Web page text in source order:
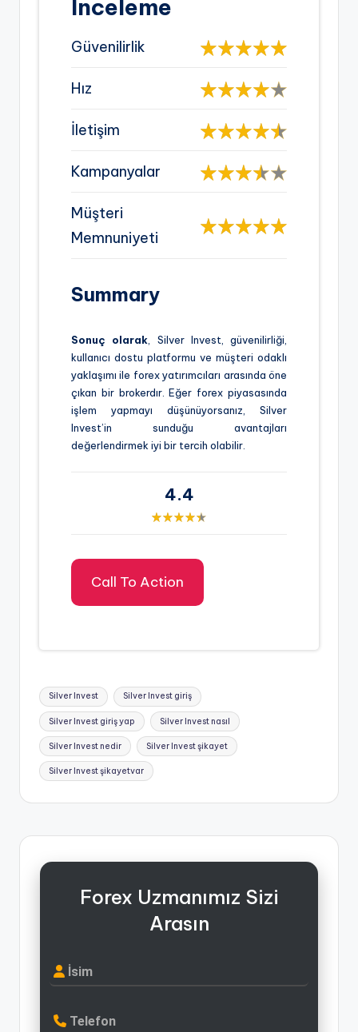
İnceleme
Güvenilirlik
Hız
İletişim
Kampanyalar
Müşteri
Memnuniyeti
Summary
Sonuç olarak , Silver Invest, güvenilirliği,
kullanıcı dostu platformu ve müşteri odaklı
yaklaşımı ile forex yatırımcıları arasında öne
çıkan bir brokerdır. Eğer forex piyasasında
işlem yapmayı düşünüyorsanız, Silver
Invest’in sunduğu avantajları
değerlendirmek iyi bir tercih olabilir.
4.4
Call To Action
Tags:
Silver Invest Silver Invest giriş
Silver Invest giriş yap Silver Invest nasıl
Silver Invest nedir Silver Invest şikayet
Silver Invest şikayetvar
Forex Uzmanımız Sizi
Arasın
İsim
Telefon